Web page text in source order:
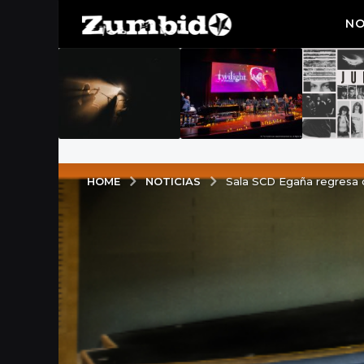
HOME NOTICIAS Sala SCD Egaña